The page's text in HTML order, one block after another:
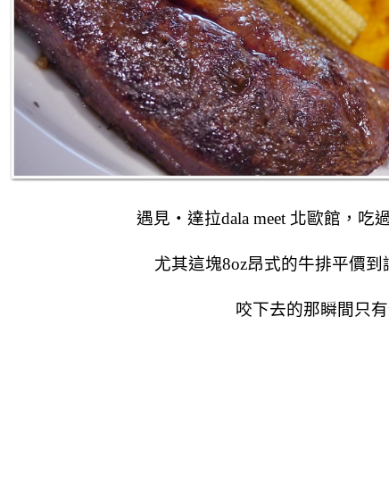
遇見‧達拉dala meet 北歐館，吃
尤其這塊8oz昂式的牛排平價
咬下去的那瞬間只